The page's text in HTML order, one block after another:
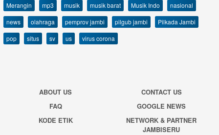
Merangin
mp3 musik musik barat Musik Indo
nasional
news
olahraga pemprov jambi pilgub jambi
Pilkada Jambi
pop
situs sv us virus corona
ABOUT US
CONTACT US
FAQ
GOOGLE NEWS
KODE ETIK
NETWORK & PARTNER
JAMBISERU